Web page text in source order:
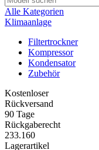
Alle Kategorien
Klimaanlage
Filtertrockner
Kompressor
Kondensator
Zubehör
Kostenloser
Rückversand
90 Tage
Rückgaberecht
233.160
Lagerartikel